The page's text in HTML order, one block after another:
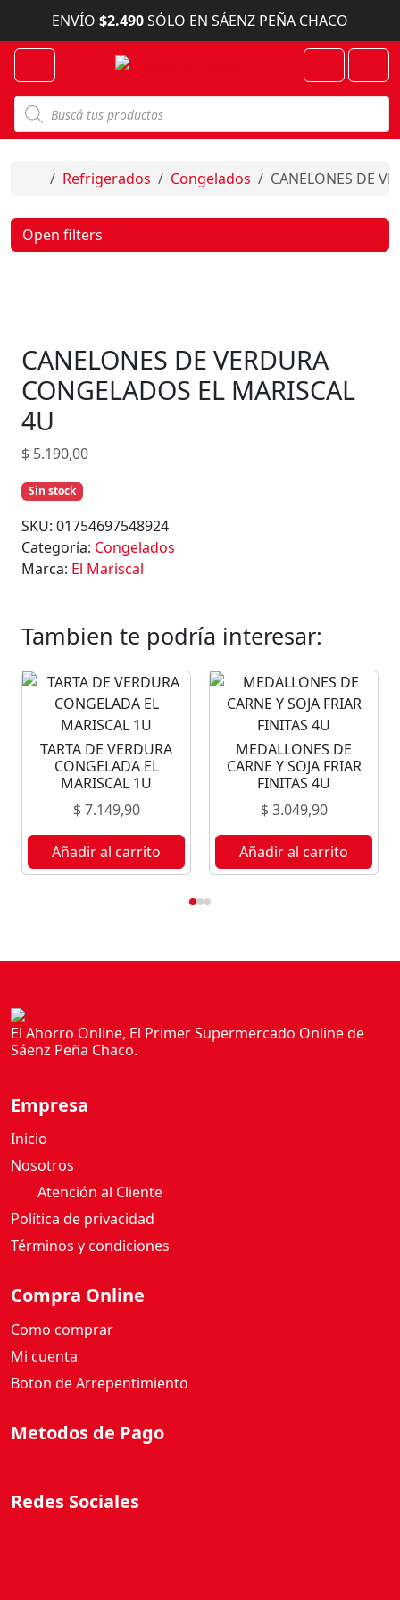
Skip to content
ENVÍO $2.490SÓLO EN SÁENZ PEÑA CHACO
B
s
q
d
Account
Cart
Home
Refrigerados Congelados CANELONES DE
CANELONES DE VERDURA
CONGELADOS EL MARISCAL
4U
$ 5.190,00
Sin stock
SKU: 01754697548924
Categoría: Congelados
Marca: El Mariscal
Tambien te podría interesar:
TARTA DE VERDURA
CONGELADA EL
MARISCAL 1U
$7.149,90
Añadir al carrito
MEDALLONES DE
CARNE Y SOJA FRIAR
FINITAS 4U
$3.049,90
Añadir al carrito
Open filters
El Ahorro Online, El Primer Supermercado Online de
Sáenz Peña Chaco.
Empresa
Inicio
Nosotros
Atención al Cliente
Política de privacidad
Términos y condiciones
Compra Online
Como comprar
Mi cuenta
Boton de Arrepentimiento
Metodos de Pago
Redes Sociales